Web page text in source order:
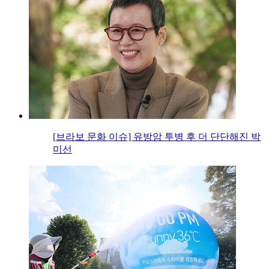
[브라보 문화 이슈] 유방암 투병 후 더 단단해진 박
미선